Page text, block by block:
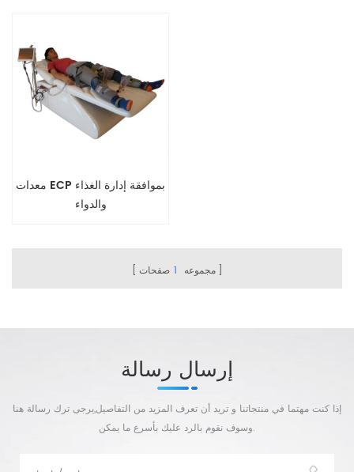
معدات ECP بموافقة إدارة الغذاء
والدواء
مجموعه 1 صفحات
إرسال رسالة
إذا كنت مهتما في منتجاتنا و تريد أن تعرف المزيد من التفاصيل,يرجى ترك رسالة هنا
وسوف نقوم بالرد عليك بأسرع ما يمكن.